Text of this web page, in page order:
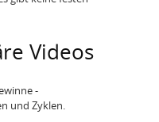
Videos
-
und Zyklen.